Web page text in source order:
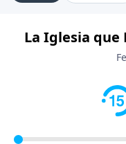
La Iglesia que